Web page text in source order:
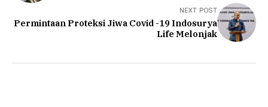
NEXT POST
Permintaan Proteksi Jiwa Covid -19 Indosurya
Life Melonjak